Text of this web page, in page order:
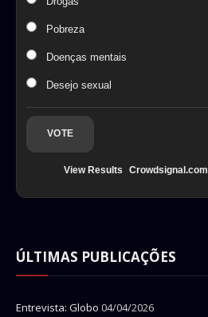
Pobreza
Doenças mentais
Desejo sexual
VOTE
View Results Crowdsignal.com
ÚLTIMAS PUBLICAÇÕES
Entrevista: Globo 04/04/2026